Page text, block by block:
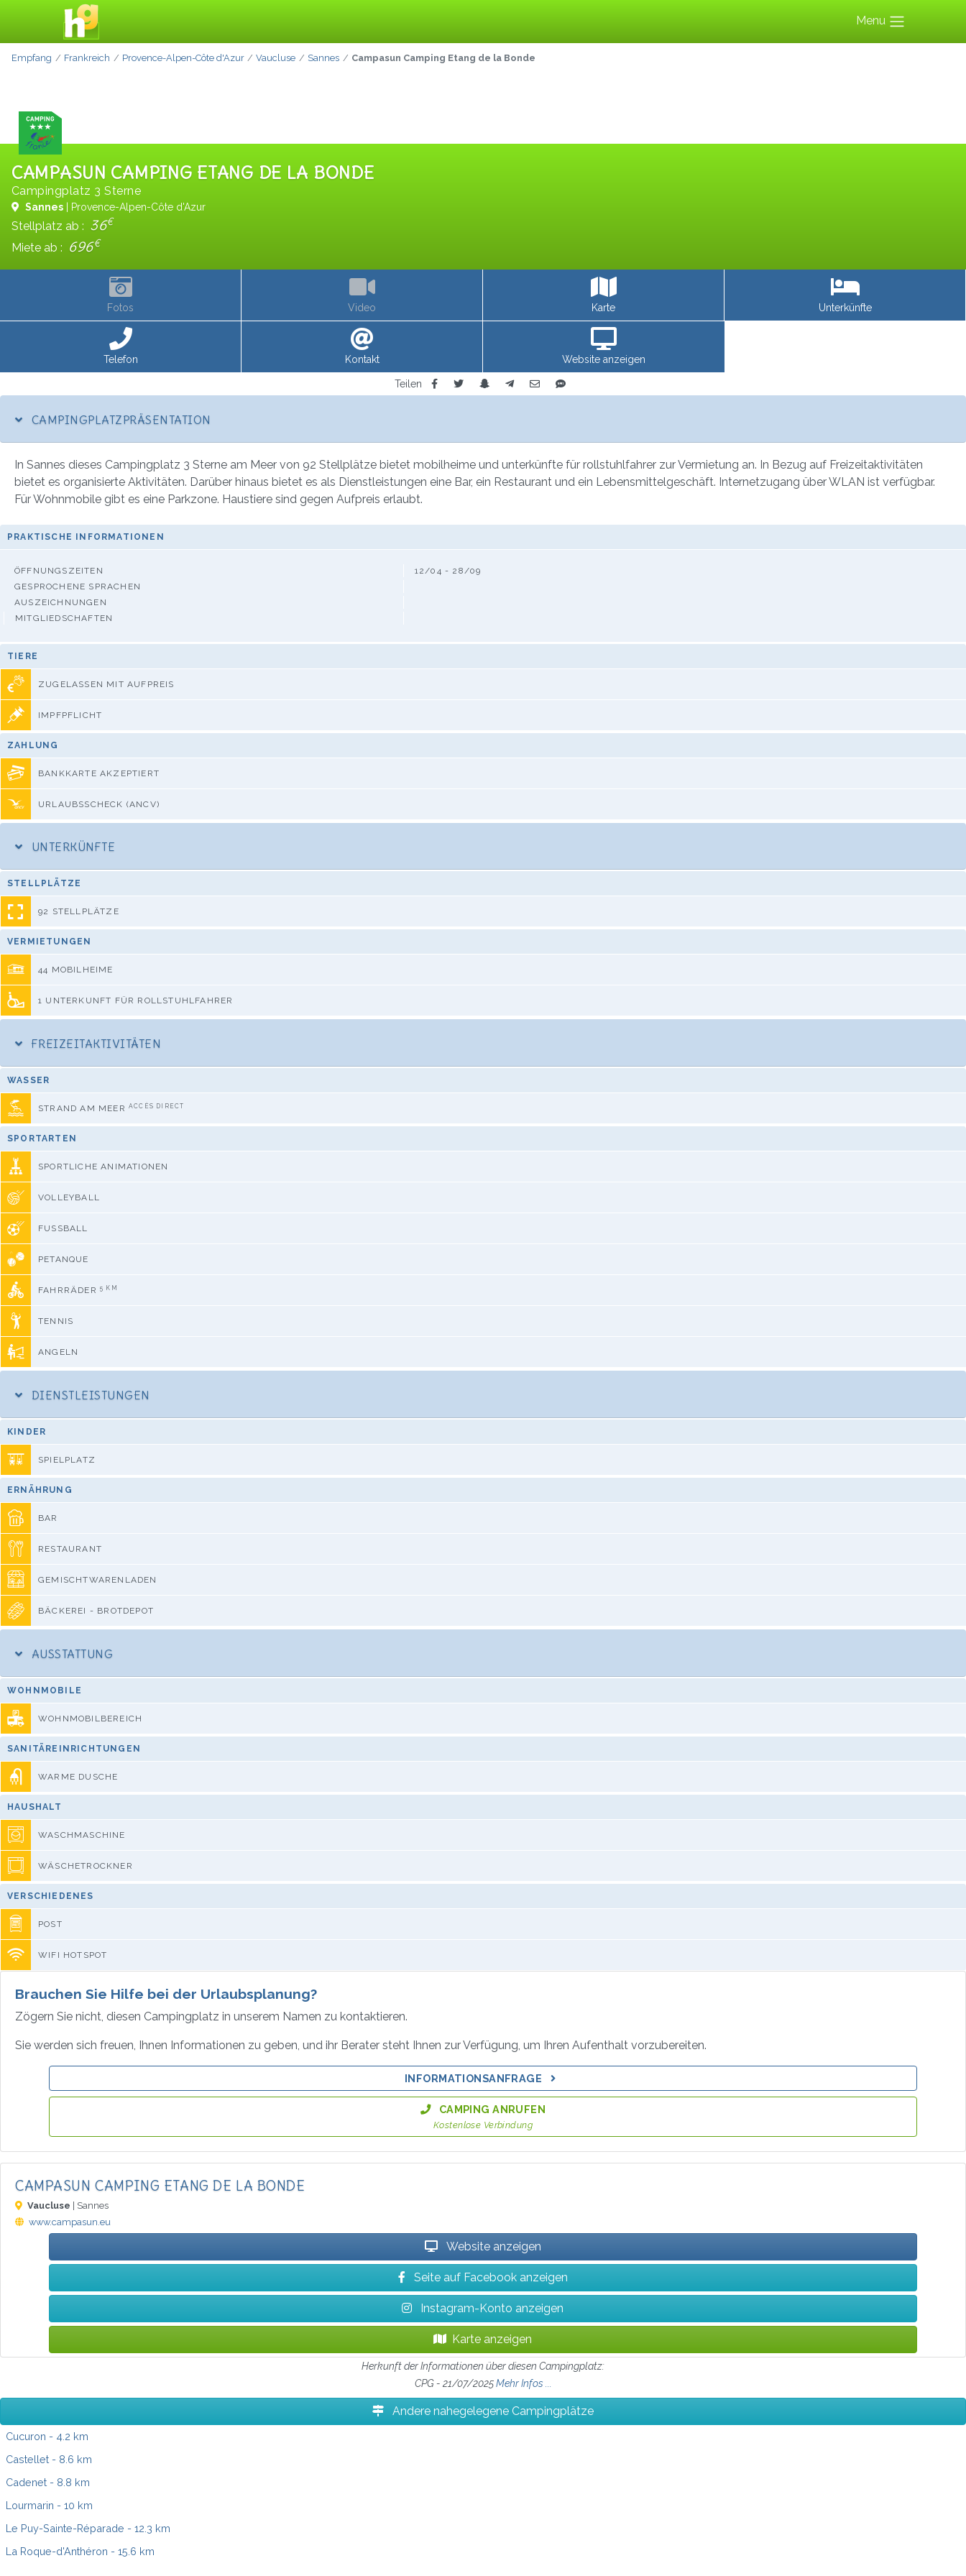
Menu
Empfang Frankreich Provence-Alpen-Côte d'Azur Vaucluse Sannes Campasun Camping Etang de la Bonde
CAMPASUN CAMPING ETANG DE LA BONDE
Campingplatz 3 Sterne
Sannes | Provence-Alpen-Côte d'Azur
Stellplatz ab : 36€
Miete ab : 696€
Fotos Video Karte Unterkünfte
Telefon Kontakt Website anzeigen
Teilen
CAMPINGPLATZPRÄSENTATION
In Sannes dieses Campingplatz 3 Sterne am Meer von 92 Stellplätze bietet mobilheime und unterkünfte für rollstuhlfahrer zur Vermietung an. In Bezug auf Freizeitaktivitäten
bietet es organisierte Aktivitäten. Darüber hinaus bietet es als Dienstleistungen eine Bar, ein Restaurant und ein Lebensmittelgeschäft. Internetzugang über WLAN ist verfügbar.
Für Wohnmobile gibt es eine Parkzone. Haustiere sind gegen Aufpreis erlaubt.
PRAKTISCHE INFORMATIONEN
ÖFFNUNGSZEITEN
12/04 - 28/09
GESPROCHENE SPRACHEN
AUSZEICHNUNGEN
MITGLIEDSCHAFTEN
TIERE
ZUGELASSEN MIT AUFPREIS
IMPFPFLICHT
ZAHLUNG
BANKKARTE AKZEPTIERT
URLAUBSSCHECK (ANCV)
UNTERKÜNFTE
STELLPLÄTZE
92 STELLPLÄTZE
VERMIETUNGEN
44 MOBILHEIME
1 UNTERKUNFT FÜR ROLLSTUHLFAHRER
FREIZEITAKTIVITÄTEN
WASSER
STRAND AM MEER ACCÈS DIRECT
SPORTARTEN
SPORTLICHE ANIMATIONEN
VOLLEYBALL
FUSSBALL
PETANQUE
FAHRRÄDER 5 KM
TENNIS
ANGELN
DIENSTLEISTUNGEN
KINDER
SPIELPLATZ
ERNÄHRUNG
BAR
RESTAURANT
GEMISCHTWARENLADEN
BÄCKEREI - BROTDEPOT
AUSSTATTUNG
WOHNMOBILE
WOHNMOBILBEREICH
SANITÄREINRICHTUNGEN
WARME DUSCHE
HAUSHALT
WASCHMASCHINE
WÄSCHETROCKNER
VERSCHIEDENES
POST
WIFI HOTSPOT
Brauchen Sie Hilfe bei der Urlaubsplanung?
Zögern Sie nicht, diesen Campingplatz in unserem Namen zu kontaktieren.
Sie werden sich freuen, Ihnen Informationen zu geben, und ihr Berater steht Ihnen zur Verfügung, um Ihren Aufenthalt vorzubereiten.
INFORMATIONSANFRAGE
CAMPING ANRUFEN
Kostenlose Verbindung
CAMPASUN CAMPING ETANG DE LA BONDE
Vaucluse | Sannes
www.campasun.eu
Website anzeigen
Seite auf Facebook anzeigen
Instagram-Konto anzeigen
Karte anzeigen
Herkunft der Informationen über diesen Campingplatz:
CPG - 21/07/2025Mehr Infos ...
Andere nahegelegene Campingplätze
Cucuron - 4.2 km
Castellet - 8.6 km
Cadenet - 8.8 km
Lourmarin - 10 km
Le Puy-Sainte-Réparade - 12.3 km
La Roque-d'Anthéron - 15.6 km